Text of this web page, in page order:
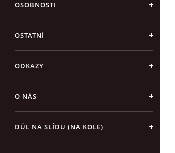
OSOBNOSTI
OSTATNÍ
ODKAZY
O NÁS
DŮL NA SLÍDU (NA KOLE)